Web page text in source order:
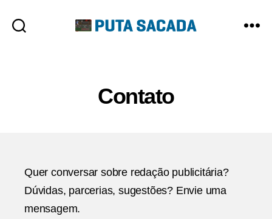
Contato
Quer conversar sobre redação publicitária?
Dúvidas, parcerias, sugestões? Envie uma
mensagem.